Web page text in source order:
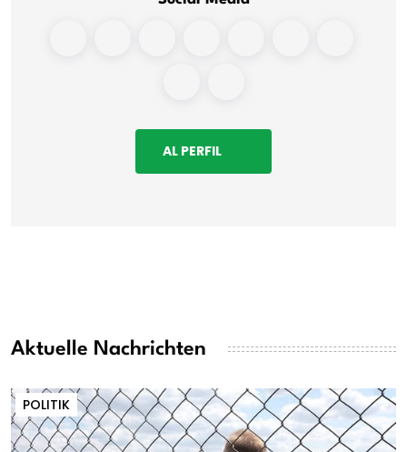
AL PERFIL
Aktuelle Nachrichten
POLITIK